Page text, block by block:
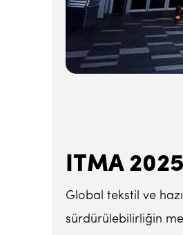
ITMA
Global tekstil ve
sürdürülebilirliğin